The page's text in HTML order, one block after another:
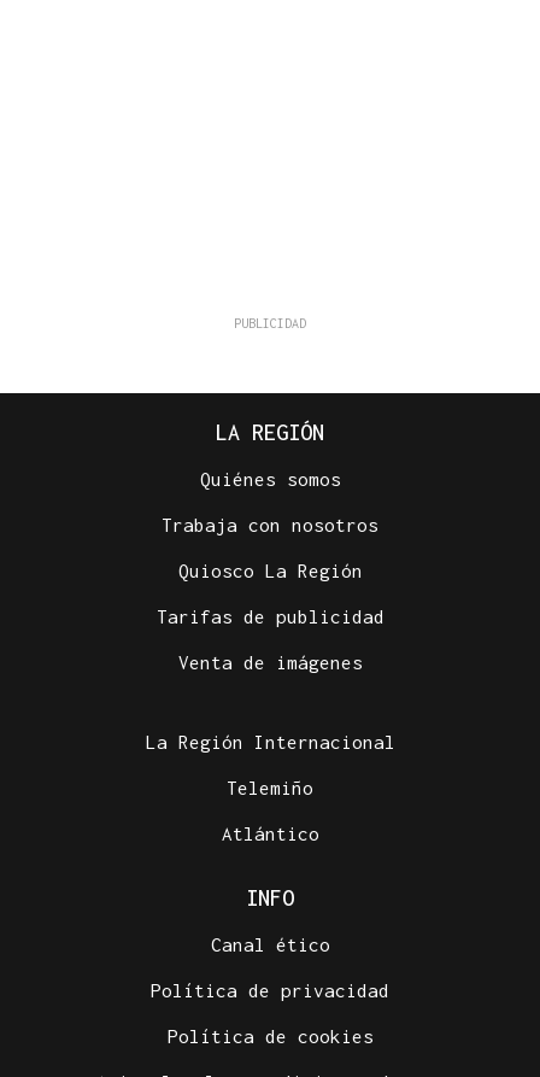
LA REGIÓN
Quiénes somos
Trabaja con nosotros
Quiosco La Región
Tarifas de publicidad
Venta de imágenes
La Región Internacional
Telemiño
Atlántico
INFO
Canal ético
Política de privacidad
Política de cookies